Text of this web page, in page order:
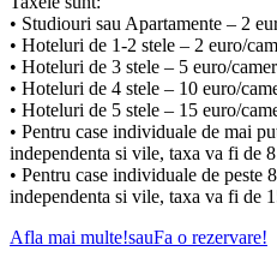
• Studiouri sau Apartamente – 2
• Hoteluri de 1-2 stele – 2 euro/
• Hoteluri de 3 stele – 5 euro/
• Hoteluri de 4 stele – 10 euro/
• Hoteluri de 5 stele – 15 euro/
• Pentru case individuale de mai
independenta si vile, taxa va fi de
• Pentru case individuale de peste
independenta si vile, taxa va fi de
Afla mai multe!sauFa o rezervare!